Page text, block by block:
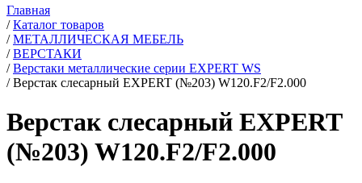
Главная
/ Каталог товаров
/ МЕТАЛЛИЧЕСКАЯ МЕБЕЛЬ
/ ВЕРСТАКИ
/ Верстаки металлические серии EXPERT WS
/ Верстак слесарный EXPERT (№203) W120.F2/F2.000
Верстак слесарный EXPERT
(№203) W120.F2/F2.000